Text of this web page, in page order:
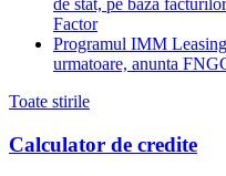
de stat, pe baza
Factor
Programul IMM
urmatoare, anunta
Toate stirile
Calculator de credite